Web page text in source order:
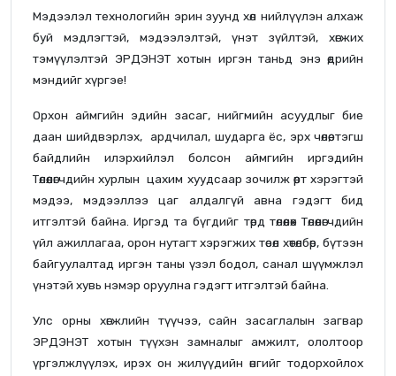
Мэдээлэл технологийн эрин зуунд хөл нийлүүлэн алхаж
буй мэдлэгтэй, мэдээлэлтэй, үнэт зүйлтэй, хөгжих
тэмүүлэлтэй ЭРДЭНЭТ хотын иргэн таньд энэ өдрийн
мэндийг хүргэе!
Орхон аймгийн эдийн засаг, нийгмийн асуудлыг бие
даан шийдвэрлэх, ардчилал, шударга ёс, эрх чөлөө, тэгш
байдлийн илэрхийлэл болсон аймгийн иргэдийн
Төлөөлөгчдийн хурлын цахим хуудсаар зочилж өөрт хэрэгтэй
мэдээ, мэдээллээ цаг алдалгүй авна гэдэгт бид
итгэлтэй байна. Иргэд та бүгдийг төрд төлөөлөх Төлөөлөгчдийн
үйл ажиллагаа, орон нутагт хэрэгжих төсөл хөтөлбөр, бүтээн
байгуулалтад иргэн таны үзэл бодол, санал шүүмжлэл
үнэтэй хувь нэмэр оруулна гэдэгт итгэлтэй байна.
Улс орны хөгжлийн түүчээ, сайн засаглалын загвар
ЭРДЭНЭТ хотын түүхэн замналыг амжилт, ололтоор
үргэлжлүүлэх, ирэх он жилүүдийн өнгийг тодорхойлох